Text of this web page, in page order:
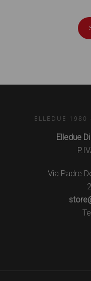
ELLEDUE 1980
Elledue
Via Padre